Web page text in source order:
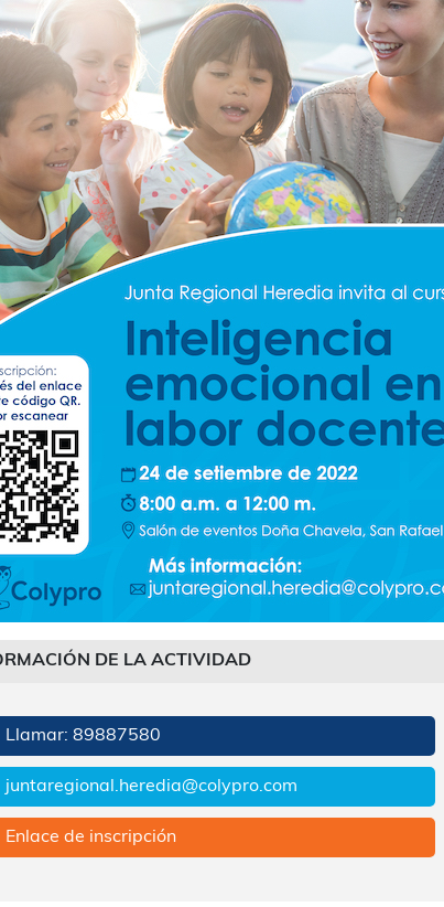
DE LA ACTIVIDAD
Llamar: 89887580
juntaregional.heredia@colypro.com
Enlace de inscripción